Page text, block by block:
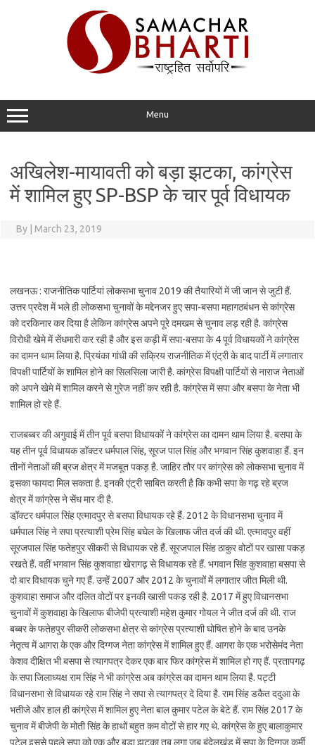
Menu
अखिलेश-मायावती को बड़ा झटका, कांग्रेस
में शामिल हुए SP-BSP के चार पूर्व विधायक
By March 23, 2019
लखनऊ : राजनीतिक पार्टियां लोकसभा चुनाव 2019 की तैयारियों में जी जान से जुटी हैं.
उत्तर प्रदेश में भले ही लोकसभा चुनावों के मद्देनजर हुए सपा-बसपा महागठबंधन से कांग्रेस
को दरकिनार कर दिया है लेकिन कांग्रेस अपने पूरे दमखम से चुनाव लड़ रही है. कांग्रेस
विरोधी खेमे में सेंधमारी कर रही है और इस कड़ी में सपा-बसपा के 4 पूर्व विधायकों ने कांग्रेस
का दामन थाम लिया है. प्रियंका गांधी की सक्रिय राजनीतिक में एंट्री के बाद पार्टी में लगातार
विपक्षी पार्टियों के शामिल होने का सिलसिला जारी है. कांग्रेस विपक्षी पार्टियों से नाराज नेताओं
को अपने खेमे में शामिल करने से गुरेज नहीं कर रही है. कांग्रेस में सपा और बसपा के नेता भी
शामिल हो रहे हैं.
राजबब्बर की अगुवाई में तीन पूर्व बसपा विधायकों ने कांग्रेस का दामन थाम लिया है. बसपा के
यह तीन पूर्व विधायक डॉक्टर धर्मपाल सिंह, सूरज पाल सिंह और भगवान सिंह कुशवाहा हैं. इन
तीनों नेताओं की ब्रज क्षेत्र में मजबूत पकड़ है. जाहिर तौर पर कांग्रेस को लोकसभा चुनाव में
इसका फायदा मिल सकता है. इनकी एंट्री साबित करती है कि कभी सपा के गढ़ रहे ब्रज
क्षेत्र में कांग्रेस ने सेंध मार दी है.
डॉ़क्टर धर्मपाल सिंह एत्मादपुर से बसपा विधायक रहे हैं. 2012 के विधानसभा चुनाव में
धर्मपाल सिंह ने सपा प्रत्याशी प्रेम सिंह बघेल के खिलाफ जीत दर्ज की थी. एत्मादपुर वहीं
सूरजपाल सिंह फतेहपुर सीकरी से विधायक रहे हैं. सूरजपाल सिंह ठाकुर वोटों पर खासा पकड़
रखते हैं. वहीं भगवान सिंह कुशवाहा खेरागढ़ से विधायक रहे हैं. भगवान सिंह कुशवाहा बसपा से
दो बार विधायक चुने गए हैं. उन्हें 2007 और 2012 के चुनावों में लगातार जीत मिली थी.
कुशवाहा समाज और दलित वोटों पर इनकी खासी पकड़ रही है. 2017 में हुए विधानसभा
चुनावों में कुशवाहा के खिलाफ बीजेपी प्रत्याशी महेश कुमार गोयल ने जीत दर्ज की थी. राज
बब्बर के फतेहपुर सीकरी लोकसभा क्षेत्र से कांग्रेस प्रत्याशी घोषित होने के बाद उनके
नेतृत्व में आगरा के एक और दिग्गज नेता कांग्रेस में शामिल हुए हैं. आगरा के एक भरोसेमंद नेता
केशव दीक्षित भी बसपा से त्यागपत्र देकर एक बार फिर कांग्रेस में शामिल हो गए हैं. प्रतापगढ़
के सपा जिलाध्यक्ष राम सिंह ने भी कांग्रेस अब कांग्रेस का दामन थाम लिया है. पट्टी
विधानसभा से विधायक रहे राम सिंह ने सपा से त्यागपत्र दे दिया है. राम सिंह डकैत ददुआ के
भतीजे और हाल ही कांग्रेस में शामिल हुए नेता बाल कुमार पटेल के बेटे हैं. राम सिंह 2017 के
चुनाव में बीजेपी के मोती सिंह के हाथों बहुत कम वोटों से हार गए थे. कांग्रेस के हुए बालाकुमार
पटेल इससे पहले सपा को एक और बड़ा झटका तब लगा जब बुंदेलखंड में सपा के दिग्गज कुर्मी